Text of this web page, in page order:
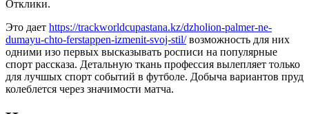
Отклики.
Это дает https://trackworldcupastana.kz/dzholion-palmer-ne-
dumayu-chto-ferstappen-izmenit-svoj-stil/возможность для них
одними изо первых высказывать росписи на популярные
спорт рассказа. Детальную ткань профессия вылепляет только
для лучшых спорт событий в футболе. Добыча вариантов пруд
колеблется через значимости матча.